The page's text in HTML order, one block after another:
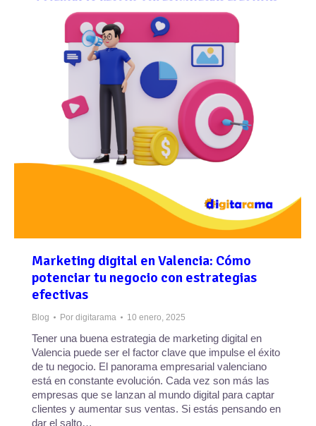
Marketing digital en Valencia: Cómo
potenciar tu negocio con estrategias
efectivas
Blog Por digitarama 10 enero, 2025
Tener una buena estrategia de marketing digital en
Valencia puede ser el factor clave que impulse el éxito
de tu negocio. El panorama empresarial valenciano
está en constante evolución. Cada vez son más las
empresas que se lanzan al mundo digital para captar
clientes y aumentar sus ventas. Si estás pensando en
dar el salto…